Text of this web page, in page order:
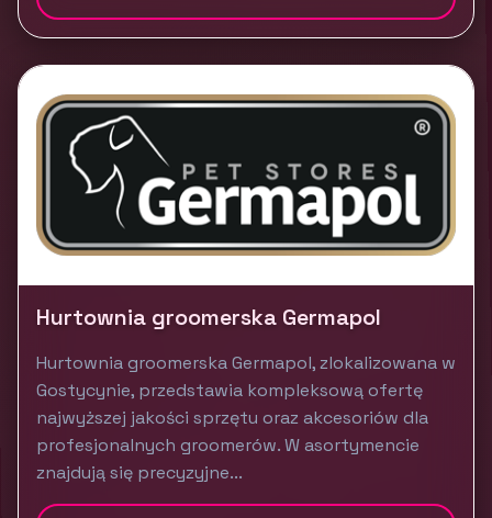
Hurtownia groomerska Germapol
Hurtownia groomerska Germapol, zlokalizowana w
Gostycynie, przedstawia kompleksową ofertę
najwyższej jakości sprzętu oraz akcesoriów dla
profesjonalnych groomerów. W asortymencie
znajdują się precyzyjne...